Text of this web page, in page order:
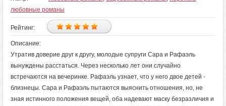
любовные романы
Рейтинг:
Описание:
Утратив доверие друг к другу, молодые супруги Сара и Рафаэль
вынуждены расстаться. Через несколько лет они случайно
встречаются на вечеринке. Рафаэль узнает, что у него двое детей -
близнецы. Сара и Рафаэль пытаются выяснить отношения, но, не
зная истинного положения вещей, оба надевают маску безразличия и